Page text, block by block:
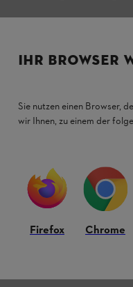
Sie
in der Verpackung des
zu unseren STIHL
zu den häufigsten
IHR BROWSER
Sie nutzen einen Browser,
wir Ihnen, zu einem der
Firefox Chrome